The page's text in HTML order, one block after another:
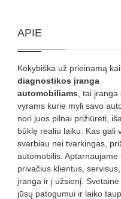
APIE
Kokybiška už prieinamą
diagnostikos įranga
automobiliams , tai
vyrams kurie myli savo
nori juos pilnai prižiūrėti,
būklę realiu laiku. Kas gali
svarbiau nei tvarkingas,
automobilis. Aptarnaujame
privačius klientus,
įranga ir į užsienį.
jūsų patogumui ir laiko